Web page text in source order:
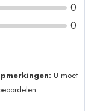
0
0
U moet